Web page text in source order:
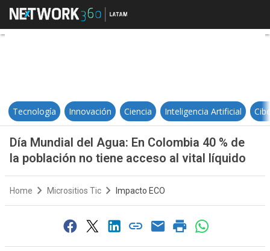
Día Mundial del Agua: En
Tecnología Innovación Ciencia Inteligencia Artificial
Día Mundial del Agua: En Colombia 40 % de
la población no tiene acceso al vital líquido
Home Micrositios Tic Impacto ECO